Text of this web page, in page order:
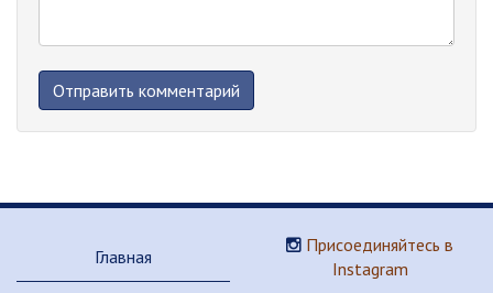
Главная
Присоединяйтесь в
Instagram